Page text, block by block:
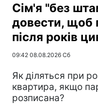
Сім'я "без
довести, щоб
після років
09:42 08.08.2026 Сб
Як діляться при
квартира, якщо
розписана?